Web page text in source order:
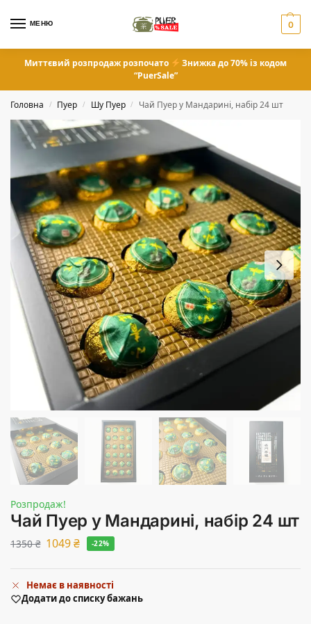
МЕНЮ 0
Миттєвий розпродаж розпочато
Знижка до 70% із кодом
“PuerSale”
Головна / Пуер / Шу Пуер / Чай Пуер у Мандарині, набір 24 шт
Розпродаж!
Чай Пуер у Мандарині, набір 24 шт
1350₴ 1049₴ -22%
Немає в наявності
Додати до списку бажань